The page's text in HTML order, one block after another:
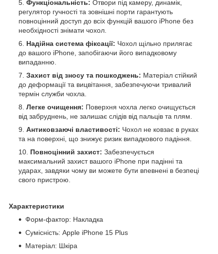
Функціональність: Отвори під камеру, динамік,
регулятор гучності та зовнішні порти гарантують
повноцінний доступ до всіх функцій вашого iPhone без
необхідності знімати чохол.
Надійна система фіксації: Чохол щільно прилягає
до вашого iPhone, запобігаючи його випадковому
випаданню.
Захист від зносу та пошкоджень: Матеріал стійкий
до деформації та вицвітання, забезпечуючи тривалий
термін служби чохла.
Легке очищення: Поверхня чохла легко очищується
від забруднень, не залишає слідів від пальців та плям.
Антиковзаючі властивості: Чохол не ковзає в руках
та на поверхні, що знижує ризик випадкового падіння.
Повноцінний захист: Забезпечується
максимальний захист вашого iPhone при падінні та
ударах, завдяки чому ви можете бути впевнені в безпеці
свого пристрою.
Характеристики
Форм-фактор: Накладка
Сумісність: Apple iPhone 15 Plus
Матеріал: Шкіра